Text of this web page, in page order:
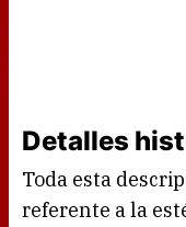
Detalles
Toda esta
referente a la